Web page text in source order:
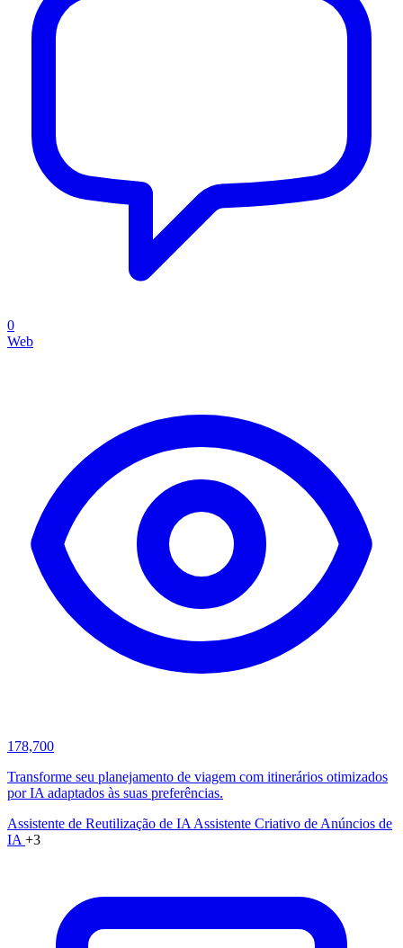
0
Web
178,700
Transforme seu planejamento de viagem com itinerários otimizados
por IA adaptados às suas preferências.
Assistente de Reutilização de IA Assistente Criativo de Anúncios de
IA +3